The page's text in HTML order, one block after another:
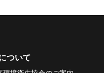
ついて